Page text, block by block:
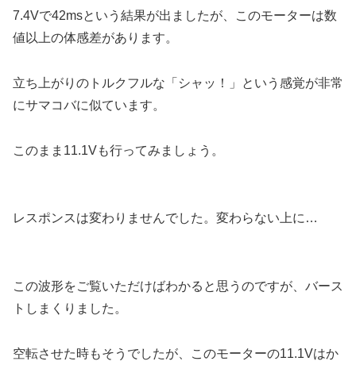
7.4Vで42msという結果が出ましたが、このモーターは数
値以上の体感差があります。
立ち上がりのトルクフルな「シャッ！」という感覚が非常
にサマコバに似ています。
このまま11.1Vも行ってみましょう。
レスポンスは変わりませんでした。変わらない上に…
この波形をご覧いただけばわかると思うのですが、バース
トしまくりました。
空転させた時もそうでしたが、このモーターの11.1Vはか